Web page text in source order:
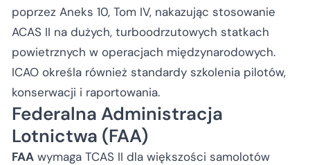
poprzez Aneks 10, Tom IV, nakazując stosowanie
ACAS II na dużych, turboodrzutowych statkach
powietrznych w operacjach międzynarodowych.
ICAO określa również standardy szkolenia pilotów,
konserwacji i raportowania.
Federalna Administracja
Lotnictwa (FAA)
FAA wymaga TCAS II dla większości samolotów